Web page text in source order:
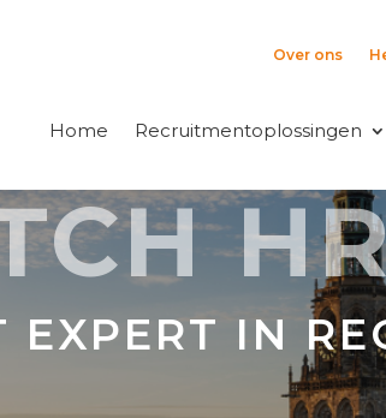
Over ons
Home Recruitmentoplossingen
EXPERT IN